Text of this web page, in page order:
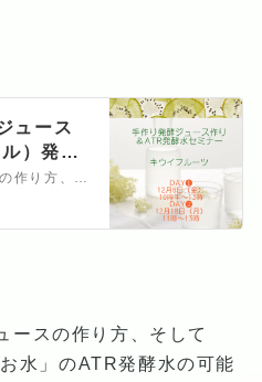
ュース
）発酵
Attiva式手作り発酵ジュースの作り方、そして「発酵ジュース＋香りのお水」のATR発酵水の可能性について学べるオンラインセミナーです。Attiva（アティーバ）式手作り発酵ジュース作りを学んだ河内あつ子（日本アロマ蒸留協会代表）が、ATR（アートゥル）という芳香蒸留水（香りのお水）と酵素ジュースを合わせた『ATR発酵水』の可能性と、様々な取り入れ方について…
ースの作り方、そして
水」のATR発酵水の可能